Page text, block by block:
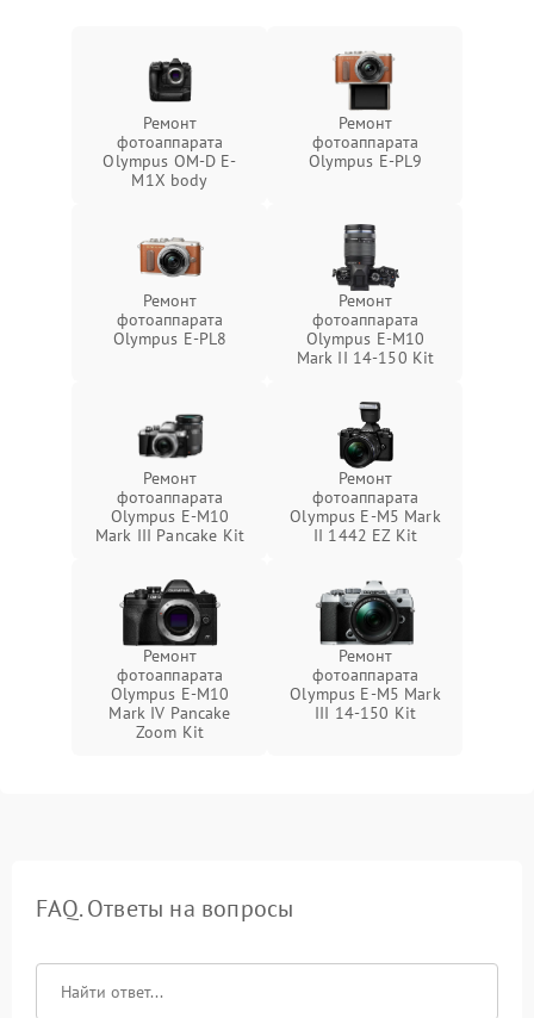
Ремонт
фотоаппарата
Olympus OM-D E-
M1X body
Ремонт
фотоаппарата
Olympus E‑PL9
Ремонт
фотоаппарата
Olympus E-PL8
Ремонт
фотоаппарата
Olympus E‑M10
Mark II 14-150 Kit
Ремонт
фотоаппарата
Olympus E-M10
Mark III Pancake Kit
Ремонт
фотоаппарата
Olympus E‑M5 Mark
II 1442 EZ Kit
Ремонт
фотоаппарата
Olympus E-M10
Mark IV Pancake
Zoom Kit
Ремонт
фотоаппарата
Olympus E‑M5 Mark
III 14-150 Kit
FAQ. Ответы на вопросы